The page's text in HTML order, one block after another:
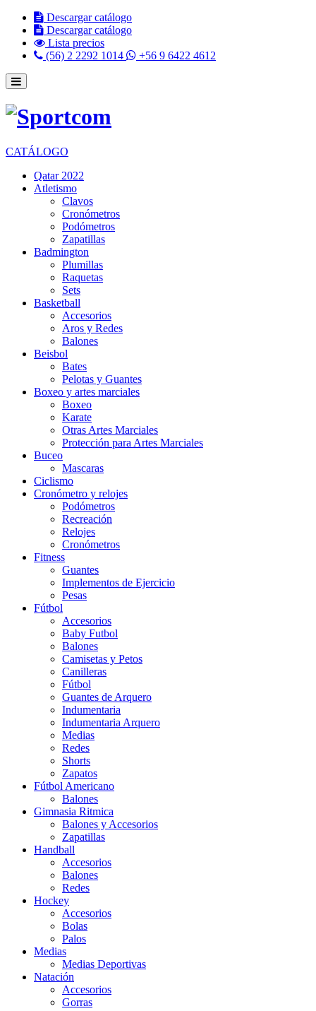
Descargar catálogo
Descargar catálogo
Lista precios
(56) 2 2292 1014
+56 9 6422 4612
CATÁLOGO
Qatar 2022
Atletismo
Clavos
Cronómetros
Podómetros
Zapatillas
Badmington
Plumillas
Raquetas
Sets
Basketball
Accesorios
Aros y Redes
Balones
Beisbol
Bates
Pelotas y Guantes
Boxeo y artes marciales
Boxeo
Karate
Otras Artes Marciales
Protección para Artes Marciales
Buceo
Mascaras
Ciclismo
Cronómetro y relojes
Podómetros
Recreación
Relojes
Cronómetros
Fitness
Guantes
Implementos de Ejercicio
Pesas
Fútbol
Accesorios
Baby Futbol
Balones
Camisetas y Petos
Canilleras
Fútbol
Guantes de Arquero
Indumentaria
Indumentaria Arquero
Medias
Redes
Shorts
Zapatos
Fútbol Americano
Balones
Gimnasia Ritmica
Balones y Accesorios
Zapatillas
Handball
Accesorios
Balones
Redes
Hockey
Accesorios
Bolas
Palos
Medias
Medias Deportivas
Natación
Accesorios
Gorras